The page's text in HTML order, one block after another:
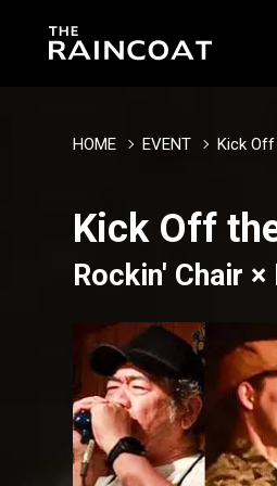
HOME EVENT Kick
Kick Off
Rockin' Chair